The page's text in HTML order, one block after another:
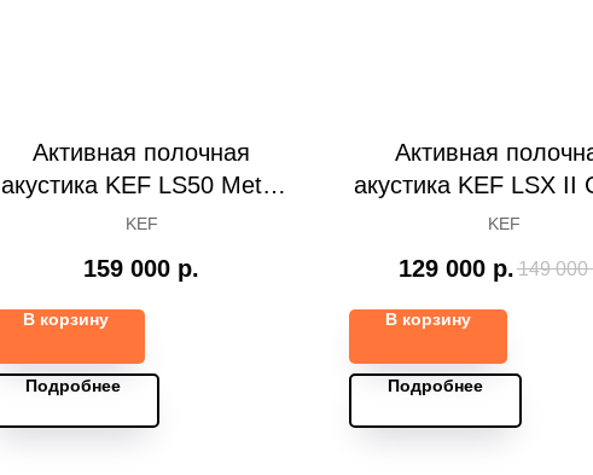
Активная полочная
акустика KEF LS50 Meta,
Sand Shell
KEF
159 000 р.
В корзину
Подробнее
Активная
акустика KEF LSX II
Blue
KEF
129 000 р. 149 000
В корзину
Подробнее